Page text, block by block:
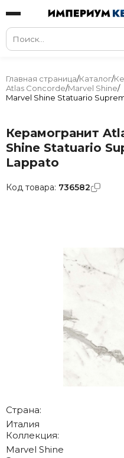
Главная страница/Каталог/
Atlas Concorde/Marvel Shine/
Marvel Shine Statuario
Керамогранит
Shine Statuario
Lappato
Страна:
Италия
Коллекция:
Marvel Shine
Код товара: 736582